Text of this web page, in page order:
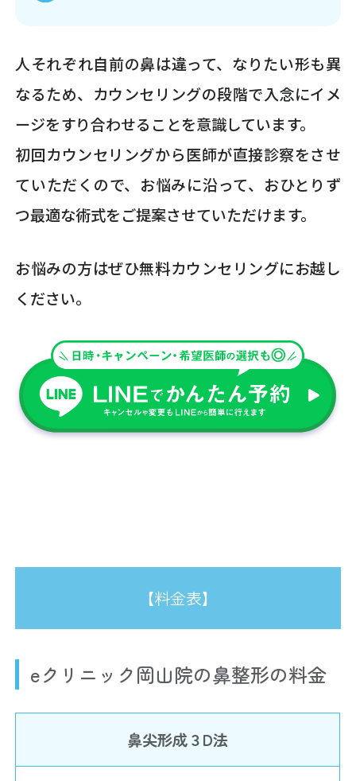
人それぞれ自前の鼻は違って、なりたい形も異
なるため、カウンセリングの段階で入念にイメ
ージをすり合わせることを意識しています。
初回カウンセリングから医師が直接診察をさせ
ていただくので、お悩みに沿って、おひとりず
つ最適な術式をご提案させていただけます。
お悩みの方はぜひ無料カウンセリングにお越し
ください。
【料金表】
eクリニック岡山院の鼻整形の料金
鼻尖形成３D法